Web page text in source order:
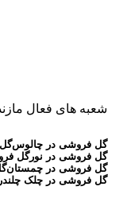
شعبه های فعال
گل فروشی در چالوس
گل فروشی در نورگل
گل فروشی در چمستان
گل فروشی در چلک